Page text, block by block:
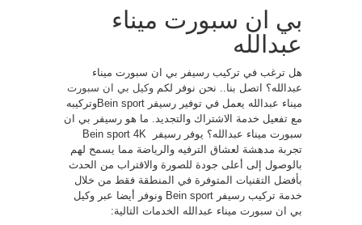
بي ان سبورت ميناء
عبدالله
هل ترغب في تركيب رسيفر بي ان سبورت ميناء
عبدالله؟ اتصل بنا.. نحن نوفر لكم وكيل بي ان سبورت
ميناء عبدالله يعمل في توفير رسيفر Bein sportوتركيبه
مع تفعيل خدمة الاشتراك والتجديد. ما هو رسيفر بي ان
سبورت ميناء عبدالله؟ يوفر رسيفر ​​ Bein sport 4K
تجربة مدهشة لعشاق الترفيه والرياضة مما يسمح لهم
بالوصول إلى أعلى جودة للصورة والاقتراب من الحدث
بأفضل التقنيات المتوفرة في المنطقة فقط من خلال
خدمة تركيب رسيفر Bein sport ونوفر أيضا عبر وكيل
بي ان سبورت ميناء عبدالله الخدمات التالية: